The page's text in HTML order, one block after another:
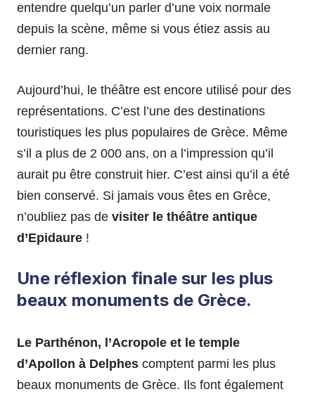
entendre quelqu’un parler d’une voix normale
depuis la scène, même si vous étiez assis au
dernier rang.
Aujourd’hui, le théâtre est encore utilisé pour des
représentations. C’est l’une des destinations
touristiques les plus populaires de Grèce. Même
s’il a plus de 2 000 ans, on a l’impression qu’il
aurait pu être construit hier. C’est ainsi qu’il a été
bien conservé. Si jamais vous êtes en Grèce,
n’oubliez pas de visiter le théâtre antique
d’Epidaure !
Une réflexion finale sur les plus
beaux monuments de Grèce.
Le Parthénon, l’Acropole et le temple
d’Apollon à Delphes comptent parmi les plus
beaux monuments de Grèce. Ils font également